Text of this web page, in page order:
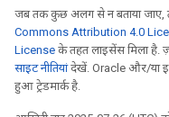
जब तक कुछ अलग से न बताया जाए,
Commons Attribution 4.0
License के तहत लाइसेंस मिला है.
साइट नीतियांदेखें. Oracle और/या
हुआ ट्रेडमार्क है.